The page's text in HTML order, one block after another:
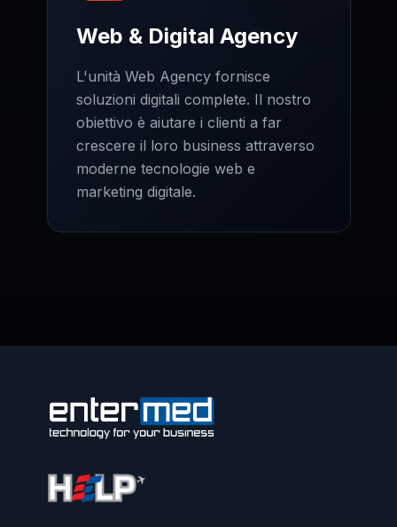
Web & Digital Agency
L'unità Web Agency fornisce
soluzioni digitali complete. Il nostro
obiettivo è aiutare i clienti a far
crescere il loro business attraverso
moderne tecnologie web e
marketing digitale.